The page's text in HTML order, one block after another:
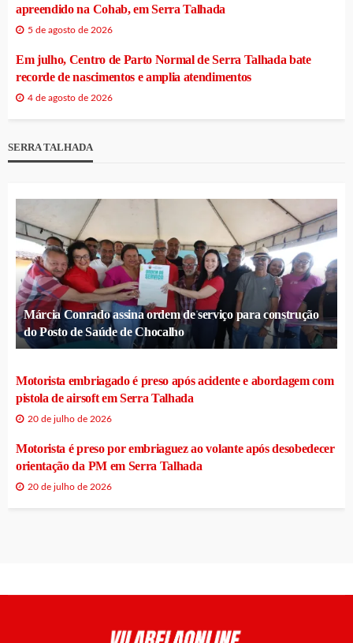
apreendido na Cohab, em Serra Talhada
5 de agosto de 2026
Em julho, Centro de Parto Normal de Serra Talhada bate
recorde de nascimentos e amplia atendimentos
4 de agosto de 2026
SERRA TALHADA
Márcia Conrado assina ordem de serviço para construção
do Posto de Saúde de Chocalho
Motorista embriagado é preso após acidente e abordagem com
pistola de airsoft em Serra Talhada
20 de julho de 2026
Motorista é preso por embriaguez ao volante após desobedecer
orientação da PM em Serra Talhada
20 de julho de 2026